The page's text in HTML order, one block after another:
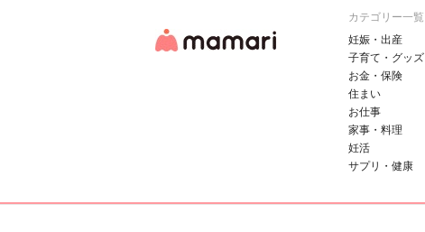
カテゴリー一覧
妊娠・出産
子育て・グッズ
お金・保険
住まい
お仕事
家事・料理
妊活
サプリ・健康